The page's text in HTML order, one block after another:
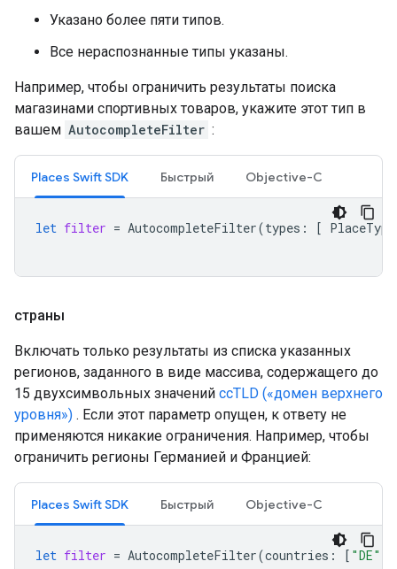
Указано более пяти типов.
Все нераспознанные типы указаны.
Например, чтобы ограничить результаты поиска
магазинами спортивных товаров, укажите этот тип в
вашем AutocompleteFilter :
Places Swift SDK Быстрый Objective-C
let filter = AutocompleteFilter(types : [ PlaceType
страны
Включать только результаты из списка указанных
регионов, заданного в виде массива, содержащего до
15 двухсимвольных значений ccTLD («домен верхнего
уровня») . Если этот параметр опущен, к ответу не
применяются никакие ограничения. Например, чтобы
ограничить регионы Германией и Францией:
Places Swift SDK Быстрый Objective-C
let filter = AutocompleteFilter(countries : [ "DE"